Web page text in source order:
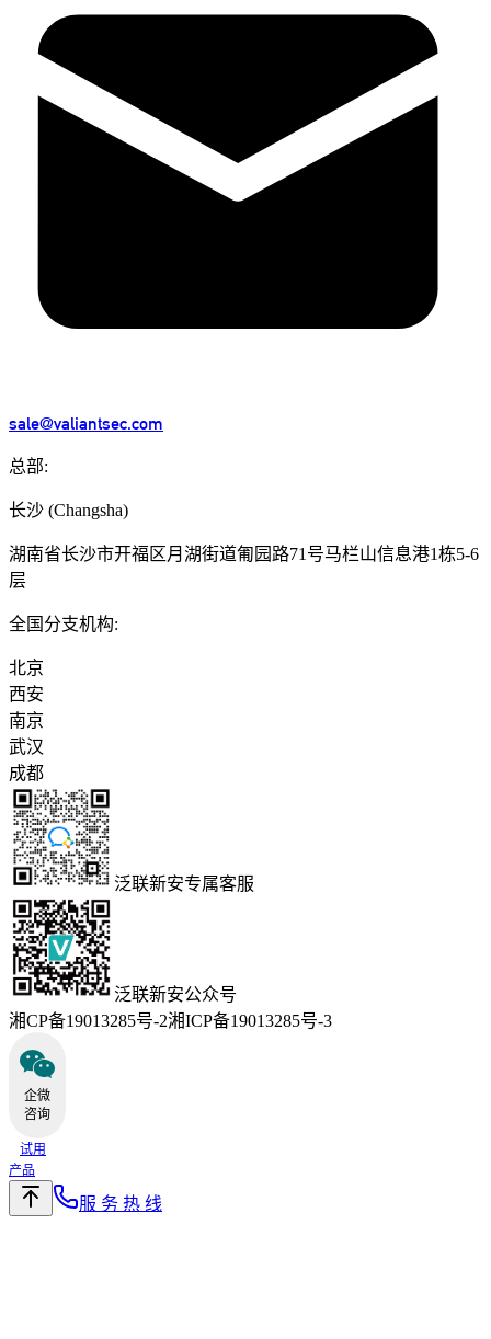
sale@valiantsec.com
总部:
长沙 (Changsha)
湖南省长沙市开福区月湖街道匍园路71号马栏山信息港1栋5-6
层
全国分支机构:
北京
西安
南京
武汉
成都
泛联新安专属客服
泛联新安公众号
湘CP备19013285号-2湘ICP备19013285号-3
企微
咨询
试用
产品
服 务 热 线